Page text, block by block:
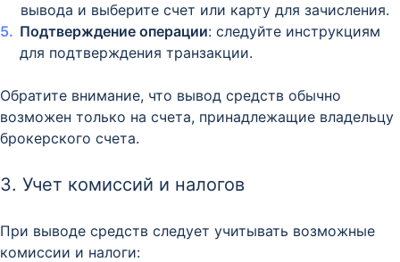
вывода и выберите счет или карту для зачисления.​
Подтверждение операции: следуйте инструкциям
для подтверждения транзакции.​
Обратите внимание, что вывод средств обычно
возможен только на счета, принадлежащие владельцу
брокерского счета. ​
3. Учет комиссий и налогов
При выводе средств следует учитывать возможные
комиссии и налоги:​